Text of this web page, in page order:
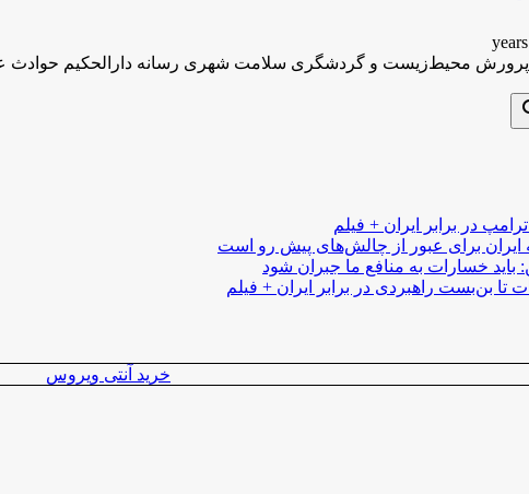
و پرورش محیط‌زیست و گردشگری سلامت شهری رسانه دارالحکیم حوادث
در برابر ایران + فیلم
ایران برای عبور از چالش‌های پیش رو است
خسارات به منافع ما جبران شود
تا بن‌بست راهبردی در برابر ایران + فیلم
خرید آنتی ویروس